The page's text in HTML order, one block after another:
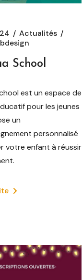
Actualités
School
est un espace de
pour les jeunes
un
personnalisé
votre enfant à réussir